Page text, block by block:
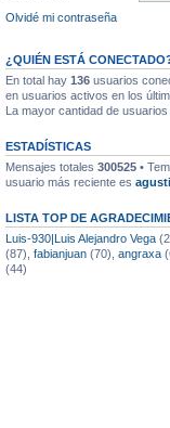
Olvidé mi contraseña
¿QUIÉN ESTÁ
En total hay 136 usuarios
en usuarios activos en los
La mayor cantidad de
ESTADÍSTICAS
Mensajes totales 300525 •
usuario más reciente es
LISTA TOP DE
Luis-930|Luis Alejandro Vega
(87), fabianjuan (70), angraxa
(44)